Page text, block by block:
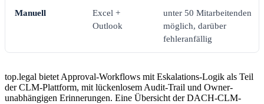
Manuell
Excel +
Outlook
unter 50 Mitarbeitenden
möglich, darüber
fehleranfällig
top.legal bietet Approval-Workflows mit Eskalations-Logik als Teil
der CLM-Plattform, mit lückenlosem Audit-Trail und Owner-
unabhängigen Erinnerungen. Eine Übersicht der DACH-CLM-